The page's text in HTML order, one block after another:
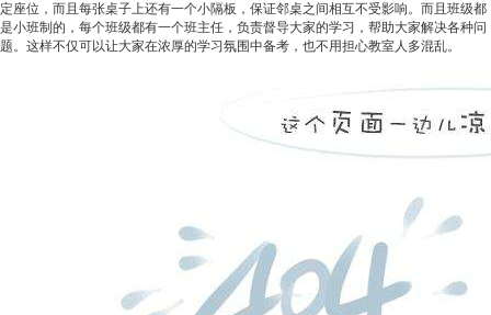
定座位，而且每张桌子上还有一个小隔板，保证邻桌之间相互不受影响。而且班级都
是小班制的，每个班级都有一个班主任，负责督导大家的学习，帮助大家解决各种问
题。这样不仅可以让大家在浓厚的学习氛围中备考，也不用担心教室人多混乱。